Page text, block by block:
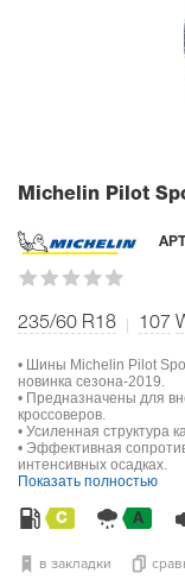
Michelin Pilot
235/60 R18 107
• Шины Michelin Pilot
новинка сезона-2019.
• Предназначены для
кроссоверов.
• Усиленная структура
• Эффективная
интенсивных осадках.
Показать полностью
C A
в закладки